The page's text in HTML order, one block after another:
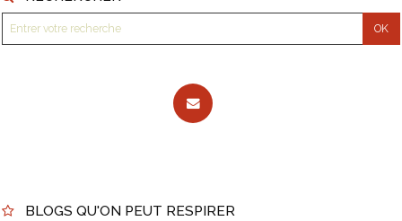
BLOGS QU'ON PEUT RESPIRER